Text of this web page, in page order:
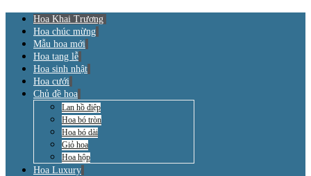
Hoa Khai Trương
Hoa chúc mừng
Mẫu hoa mới
Hoa tang lễ
Hoa sinh nhật
Hoa cưới
Chủ đề hoa
Lan hồ điệp
Hoa bó tròn
Hoa bó dài
Giỏ hoa
Hoa hộp
Hoa Luxury